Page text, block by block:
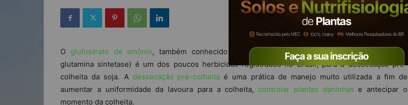
O glufosinato de amônio, também conhecido como glufosinate
(herbicida inibidor da enzima
glutamina sintetase) é um dos poucos herbicidas registrados no Brasil, para a dessecação pré-
colheita da soja. A dessecação pré-colheita é uma prática de manejo muito utilizada a fim de
aumentar a uniformidade da lavoura para a colheita, controlar plantas daninhas e antecipar o
momento da colheita.